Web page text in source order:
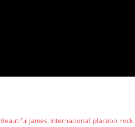
Beautiful James,Internacional,placebo,rock,